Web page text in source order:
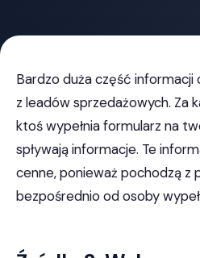
Bardzo duża część informacji
z leadów sprzedażowych. Za
ktoś wypełnia formularz na
spływają informacje. Te
cenne, ponieważ pochodzą z
bezpośrednio od osoby